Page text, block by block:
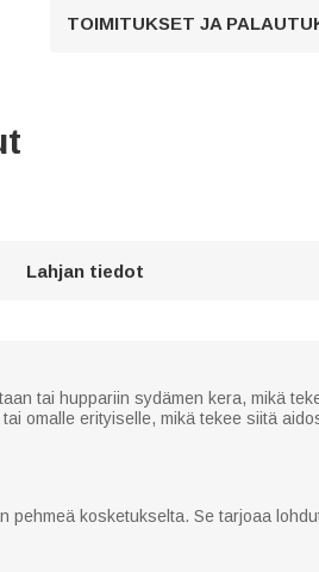
TOIMITUKSET JA
Lahjan tiedot
tai huppariin sydämen kera, mikä
omalle erityiselle, mikä tekee siitä
pehmeä kosketukselta. Se tarjoaa